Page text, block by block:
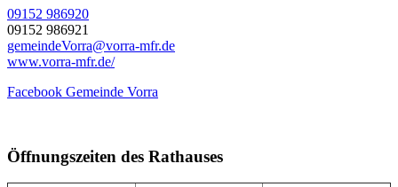
09152 986920
09152 986921
gemeindeVorra@vorra-mfr.de
www.vorra-mfr.de/
Facebook Gemeinde Vorra
Öffnungszeiten des Rathauses